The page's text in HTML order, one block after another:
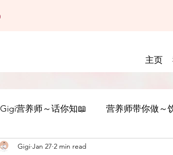
主页
Gigi营养师～话你知📖 营养师带你做～
Gigi Jan 27 2 min read